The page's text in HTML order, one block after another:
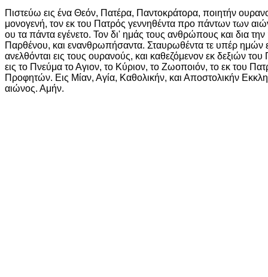
Πιστεύω εις ένα Θεόν, Πατέρα, Παντοκράτορα, ποιητήν
μονογενή, τον εκ του Πατρός γεννηθέντα προ πάντων των
ου τα πάντα εγένετο. Τον δι' ημάς τους ανθρώπους και δια
Παρθένου, και ενανθρωπήσαντα. Σταυρωθέντα τε υπέρ ημών
ανελθόνται εις τους ουρανούς, και καθεζόμενον εκ δεξιών
εις το Πνεύμα το Αγιον, το Κύριον, το Ζωοποιόν, το εκ του
Προφητών. Εις Μίαν, Αγία, Καθολικήν, και Αποστολικήν
αιώνος. Αμήν.